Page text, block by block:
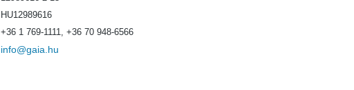
HU12989616
+36 1 769-1111, +36 70 948-6566
info@gaia.hu